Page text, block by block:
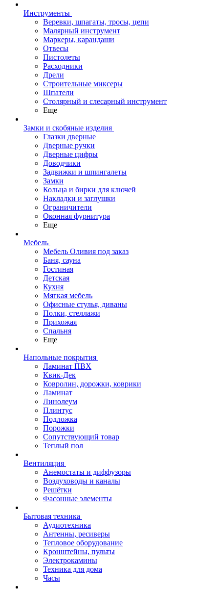
Инструменты
Веревки, шпагаты, тросы, цепи
Малярный инструмент
Маркеры, карандаши
Отвесы
Пистолеты
Расходники
Дрели
Строительные миксеры
Шпатели
Столярный и слесарный инструмент
Еще
Замки и скобяные изделия
Глазки дверные
Дверные ручки
Дверные цифры
Доводчики
Задвижки и шпингалеты
Замки
Кольца и бирки для ключей
Накладки и заглушки
Ограничители
Оконная фурнитура
Еще
Мебель
Мебель Оливия под заказ
Баня, сауна
Гостиная
Детская
Кухня
Мягкая мебель
Офисные стулья, диваны
Полки, стеллажи
Прихожая
Спальня
Еще
Напольные покрытия
Ламинат ПВХ
Квик-Дек
Ковролин, дорожки, коврики
Ламинат
Линолеум
Плинтус
Подложка
Порожки
Сопутствующий товар
Теплый пол
Вентиляция
Анемостаты и диффузоры
Воздуховоды и каналы
Решётки
Фасонные элементы
Бытовая техника
Аудиотехника
Антенны, ресиверы
Тепловое оборудование
Кронштейны, пульты
Электрокамины
Техника для дома
Часы